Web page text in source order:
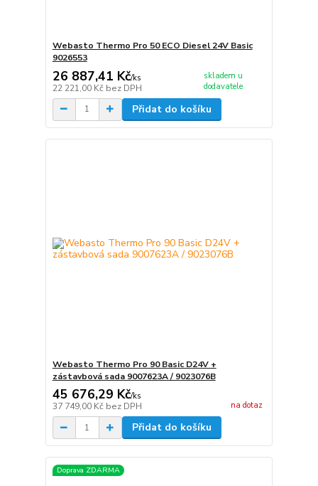
Webasto Thermo Pro 50 ECO Diesel 24V Basic
9026553
26 887,41 Kč/ks
22 221,00 Kč bez DPH
skladem u
dodavatele
Přidat do košíku
Webasto Thermo Pro 90 Basic D24V +
zástavbová sada 9007623A / 9023076B
45 676,29 Kč/ks
37 749,00 Kč bez DPH na dotaz
Přidat do košíku
Doprava ZDARMA